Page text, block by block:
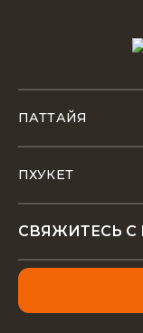
ПАТТАЙЯ
ПХУКЕТ
СВЯЖИТЕСЬ С